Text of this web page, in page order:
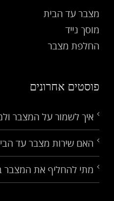
מצבר עד הבית
מוסך נייד
החלפת מצבר
פוסטים אחרונים
איך לשמור על המצבר
האם שירות מצבר עד
מתי להחליף את המצבר